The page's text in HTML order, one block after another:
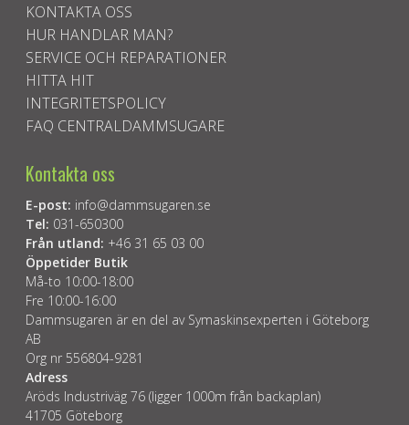
KONTAKTA OSS
HUR HANDLAR MAN?
SERVICE OCH REPARATIONER
HITTA HIT
INTEGRITETSPOLICY
FAQ CENTRALDAMMSUGARE
Kontakta oss
E-post: info@dammsugaren.se
Tel: 031-650300
Från utland: +46 31 65 03 00
Öppetider Butik
Må-to 10:00-18:00
Fre 10:00-16:00
Dammsugaren är en del av Symaskinsexperten i Göteborg
AB
Org nr 556804-9281
Adress
Aröds Industriväg 76 (ligger 1000m från backaplan)
41705 Göteborg